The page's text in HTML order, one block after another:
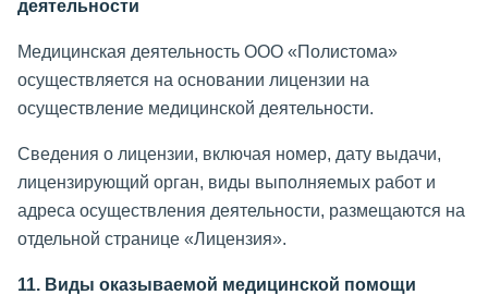
деятельности
Медицинская деятельность ООО «Полистома»
осуществляется на основании лицензии на
осуществление медицинской деятельности.
Сведения о лицензии, включая номер, дату выдачи,
лицензирующий орган, виды выполняемых работ и
адреса осуществления деятельности, размещаются на
отдельной странице «Лицензия».
11. Виды оказываемой медицинской помощи